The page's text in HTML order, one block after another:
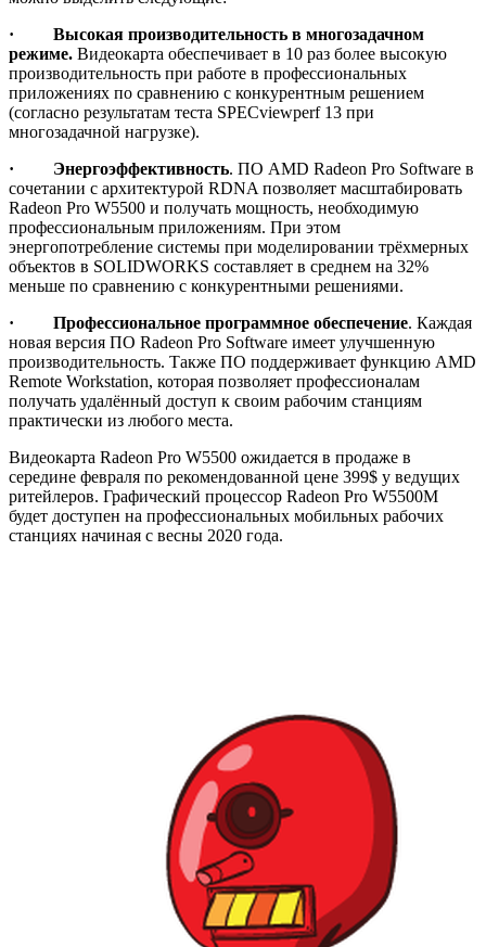
·
Высокая производительность в многозадачном
режиме. Видеокарта обеспечивает в 10 раз более высокую
производительность при работе в профессиональных
приложениях по сравнению с конкурентным решением
(согласно результатам теста SPECviewperf 13 при
многозадачной нагрузке).
· Энергоэффективность. ПО AMD Radeon Pro Software в
сочетании с архитектурой RDNA позволяет масштабировать
Radeon Pro W5500 и получать мощность, необходимую
профессиональным приложениям. При этом
энергопотребление системы при моделировании трёхмерных
объектов в SOLIDWORKS составляет в среднем на 32%
меньше по сравнению с конкурентными решениями.
·
Профессиональное программное обеспечение. Каждая
новая версия ПО Radeon Pro Software имеет улучшенную
производительность. Также ПО поддерживает функцию AMD
Remote Workstation, которая позволяет профессионалам
получать удалённый доступ к своим рабочим станциям
практически из любого места.
Видеокарта Radeon Pro W5500 ожидается в продаже в
середине февраля по рекомендованной цене 399$ у ведущих
ритейлеров. Графический процессор Radeon Pro W5500M
будет доступен на профессиональных мобильных рабочих
станциях начиная с весны 2020 года.